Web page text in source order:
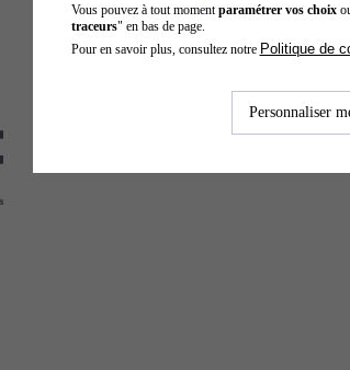
Vous pouvez à tout moment paramétrer vos choix
traceurs" en bas de page.
Pour en savoir plus, consultez notre Politique de
Personnaliser